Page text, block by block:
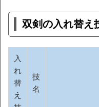
双剣の入れ替え
入
れ
替
え
技
名